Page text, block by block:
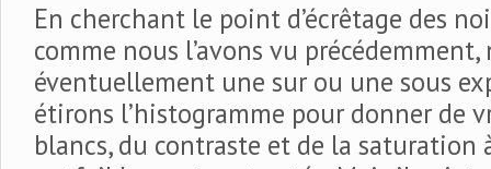
En cherchant le point d’écrêtage des
comme nous l’avons vu
éventuellement une sur ou une sous
étirons l’histogramme pour donner de
blancs, du contraste et de la saturation